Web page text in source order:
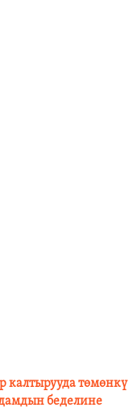
калтырууда төмөнкү
беделине